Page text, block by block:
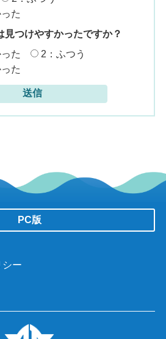
た
見つけやすかったですか？
た
2：ふつう
た
PC版
シー